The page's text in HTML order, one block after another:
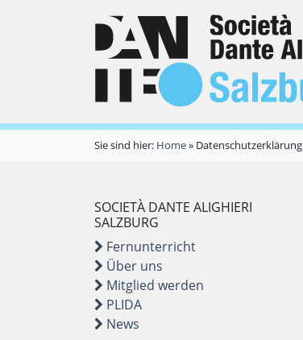
Sie sind hier: Home» Datenschutzerklärung
SOCIETÀ DANTE ALIGHIERI
SALZBURG
Fernunterricht
Über uns
Mitglied werden
PLIDA
News